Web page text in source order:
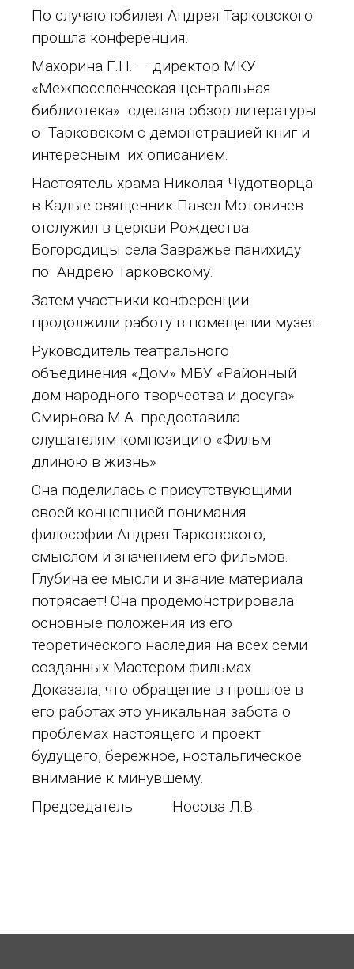
По случаю юбилея Андрея Тарковского
прошла конференция.
Махорина Г.Н. — директор МКУ
«Межпоселенческая центральная
библиотека» сделала обзор литературы
о Тарковском с демонстрацией книг и
интересным их описанием.
Настоятель храма Николая Чудотворца
в Кадые священник Павел Мотовичев
отслужил в церкви Рождества
Богородицы села Завражье панихиду
по Андрею Тарковскому.
Затем участники конференции
продолжили работу в помещении музея.
Руководитель театрального
объединения «Дом» МБУ «Районный
дом народного творчества и досуга»
Смирнова М.А. предоставила
слушателям композицию «Фильм
длиною в жизнь»
Она поделилась с присутствующими
своей концепцией понимания
философии Андрея Тарковского,
смыслом и значением его фильмов.
Глубина ее мысли и знание материала
потрясает! Она продемонстрировала
основные положения из его
теоретического наследия на всех семи
созданных Мастером фильмах.
Доказала, что обращение в прошлое в
его работах это уникальная забота о
проблемах настоящего и проект
будущего, бережное, ностальгическое
внимание к минувшему.
Председатель Носова Л.В.